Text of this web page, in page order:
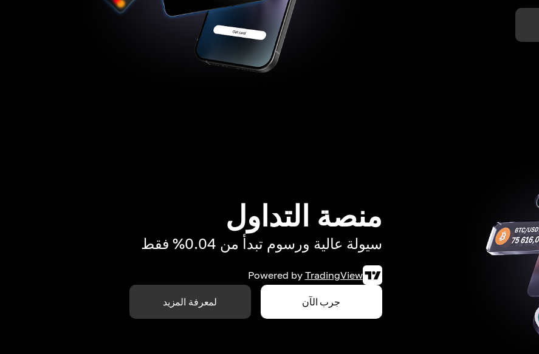
منصة التداول
سيولة عالية ورسوم تبدأ من 0.04% فقط
Powered by TradingView
جرب الآن لمعرفة المزيد